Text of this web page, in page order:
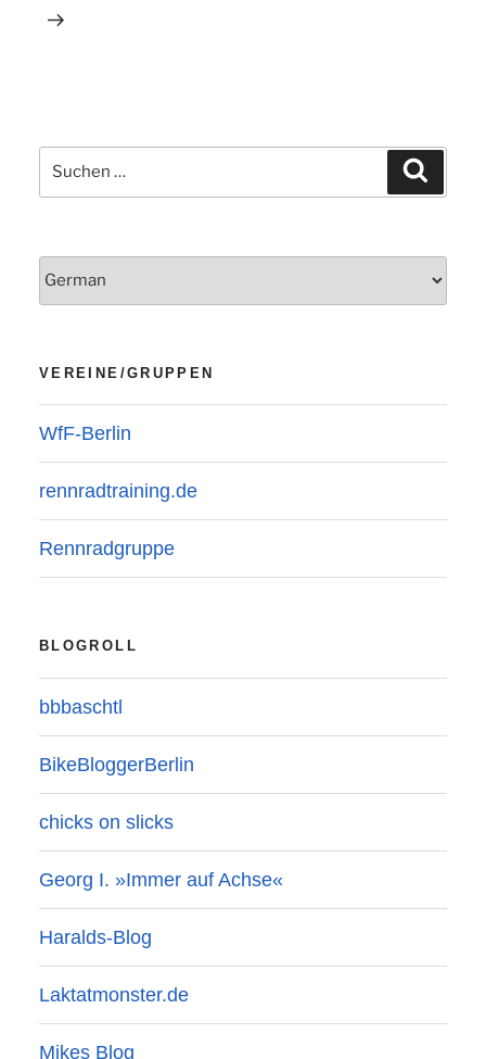
Suchen
nach:
VEREINE/GRUPPEN
WfF-Berlin
rennradtraining.de
Rennradgruppe
BLOGROLL
bbbaschtl
BikeBloggerBerlin
chicks on slicks
Georg I. »Immer auf Achse«
Haralds-Blog
Laktatmonster.de
Mikes Blog